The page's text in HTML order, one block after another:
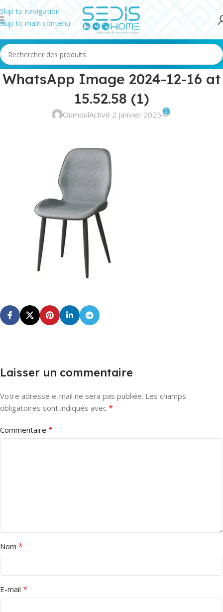
Skip to navigation
Skip to main contenu
WhatsApp Image 2024-12-16 at
15.52.58 (1)
OumoulActivé 2 janvier 2025 0
Laisser un commentaire
Votre adresse e-mail ne sera pas publiée. Les champs
obligatoires sont indiqués avec *
Commentaire *
Nom *
E-mail *